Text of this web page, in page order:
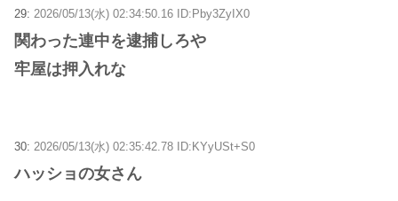
29: 2026/05/13(水) 02:34:50.16 ID:Pby3ZyIX0
関わった連中を逮捕しろや
牢屋は押入れな
30: 2026/05/13(水) 02:35:42.78 ID:KYyUSt+S0
ハッショの女さん